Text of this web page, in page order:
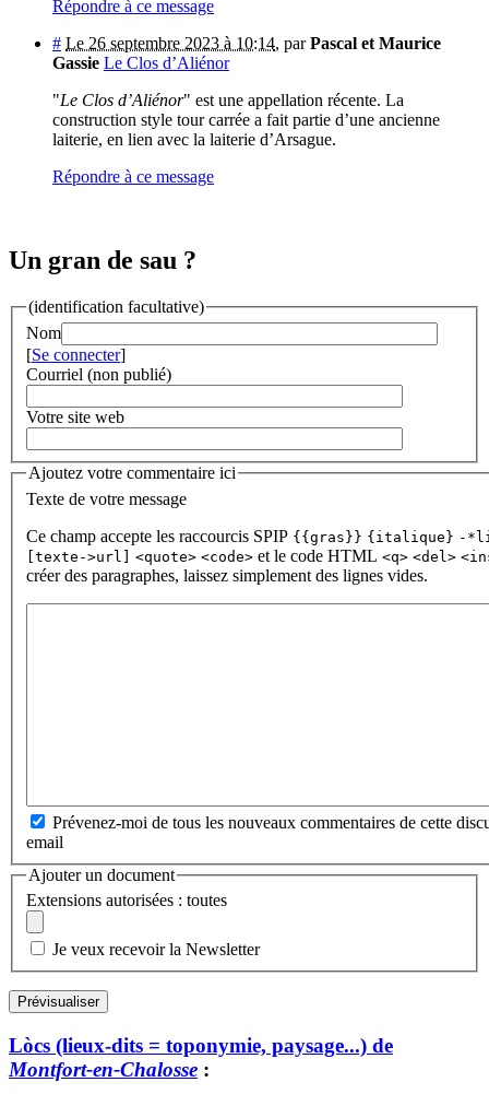
Répondre à ce message
# Le 26 septembre 2023 à 10:14, parPascal et Maurice
Gassie Le Clos d’Aliénor
"Le Clos d’Aliénor" est une appellation récente. La
construction style tour carrée a fait partie d’une ancienne
laiterie, en lien avec la laiterie d’Arsague.
Répondre à ce message
Un gran de sau ?
(identification facultative)
Nom
[Se connecter]
Courriel (non publié)
Votre site web
Ajoutez votre commentaire ici
Texte de votre message
Ce champ accepte les raccourcis SPIP {{gras}} {italique} -
[texte->url]
<quote> <code> et le code HTML <q> <del>
créer des paragraphes, laissez simplement des lignes vides.
Prévenez-moi de tous les nouveaux commentaires de cette
email
Ajouter un document
Extensions autorisées : toutes
Je veux recevoir la Newsletter
Lòcs (lieux-dits = toponymie, paysage...) de
Montfort-en-Chalosse :